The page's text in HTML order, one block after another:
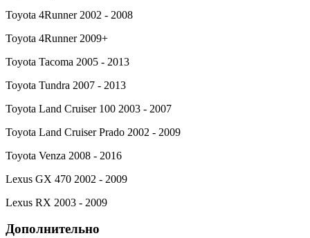
Toyota 4Runner 2002 - 2008
Toyota 4Runner 2009+
Toyota Tacoma 2005 - 2013
Toyota Tundra 2007 - 2013
Toyota Land Cruiser 100 2003 - 2007
Toyota Land Cruiser Prado 2002 - 2009
Toyota Venza 2008 - 2016
Lexus GX 470 2002 - 2009
Lexus RX 2003 - 2009
Дополнительно